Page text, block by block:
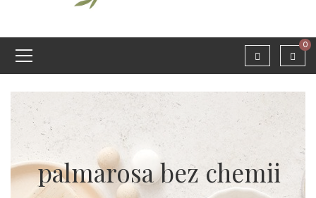
0
palmarosa bez chemii